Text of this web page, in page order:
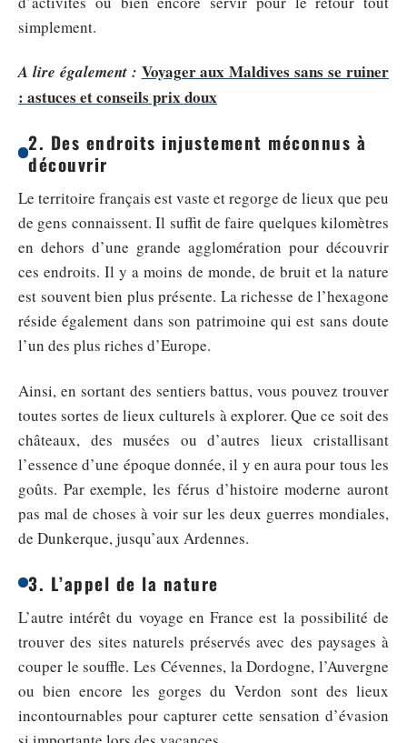
simplement.
A lire également : Voyager aux Maldives sans se ruiner
: astuces et conseils prix doux
2. Des endroits injustement méconnus à
découvrir
Le territoire français est vaste et regorge de lieux que peu
de gens connaissent. Il suffit de faire quelques kilomètres
en dehors d’une grande agglomération pour découvrir
ces endroits. Il y a moins de monde, de bruit et la nature
est souvent bien plus présente. La richesse de l’hexagone
réside également dans son patrimoine qui est sans doute
l’un des plus riches d’Europe.
Ainsi, en sortant des sentiers battus, vous pouvez trouver
toutes sortes de lieux culturels à explorer. Que ce soit des
châteaux, des musées ou d’autres lieux cristallisant
l’essence d’une époque donnée, il y en aura pour tous les
goûts. Par exemple, les férus d’histoire moderne auront
pas mal de choses à voir sur les deux guerres mondiales,
de Dunkerque, jusqu’aux Ardennes.
3. L’appel de la nature
L’autre intérêt du voyage en France est la possibilité de
trouver des sites naturels préservés avec des paysages à
couper le souffle. Les Cévennes, la Dordogne, l’Auvergne
ou bien encore les gorges du Verdon sont des lieux
incontournables pour capturer cette sensation d’évasion